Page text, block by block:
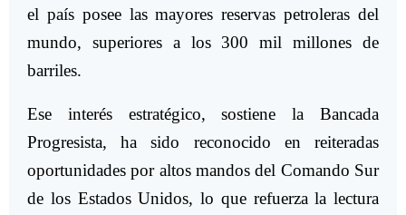
el país posee las mayores reservas petroleras del
mundo, superiores a los 300 mil millones de
barriles.
Ese interés estratégico, sostiene la Bancada
Progresista, ha sido reconocido en reiteradas
oportunidades por altos mandos del Comando Sur
de los Estados Unidos, lo que refuerza la lectura